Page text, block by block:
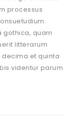
processus
gothica, quam
litterarum
et quinta
videntur parum